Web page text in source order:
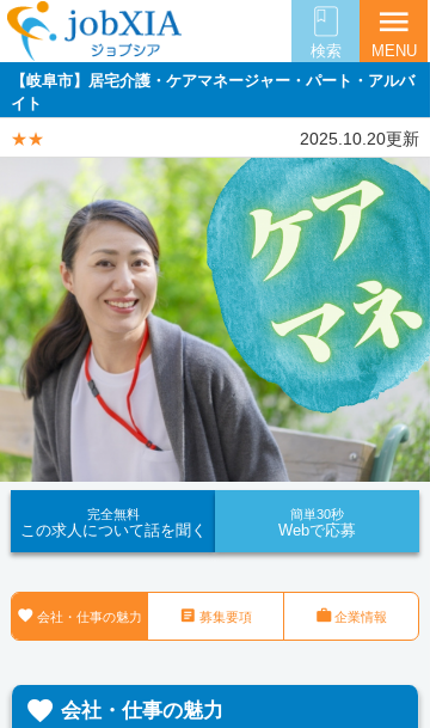
検索
menu
MENU
【岐阜市】居宅介護・ケアマネージャー・パート・アルバ
イト
★★ 2025.10.20更新
完全無料
この求人について話を聞く
簡単30秒
Webで応募
 会社・仕事の魅力  募集要項 企業情報
 会社・仕事の魅力